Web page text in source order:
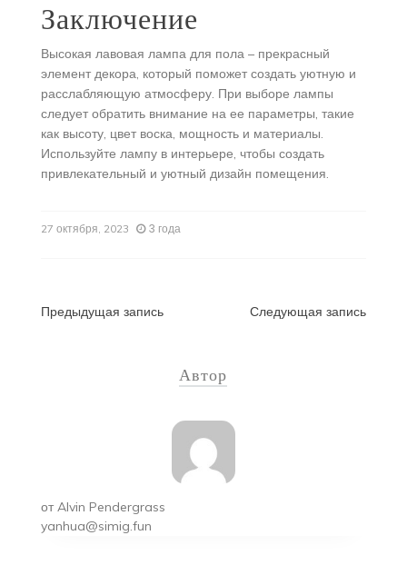
Заключение
Высокая лавовая лампа для пола – прекрасный
элемент декора, который поможет создать уютную и
расслабляющую атмосферу. При выборе лампы
следует обратить внимание на ее параметры, такие
как высоту, цвет воска, мощность и материалы.
Используйте лампу в интерьере, чтобы создать
привлекательный и уютный дизайн помещения.
27 октября, 2023 3 года
Навигация
Предыдущая запись Следующая запись
Автор
от Alvin Pendergrass
yanhua@simig.fun